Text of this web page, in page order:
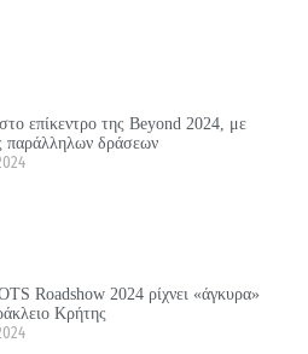
επίκεντρο της Beyond 2024, με
παράλληλων δράσεων
Roadshow 2024 ρίχνει «άγκυρα»
Κρήτης